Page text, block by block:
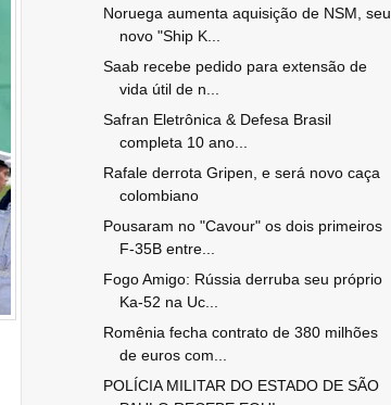
Noruega aumenta aquisição de NSM, seu
novo "Ship K...
Saab recebe pedido para extensão de
vida útil de n...
Safran Eletrônica & Defesa Brasil
completa 10 ano...
Rafale derrota Gripen, e será novo caça
colombiano
Pousaram no "Cavour" os dois primeiros
F-35B entre...
Fogo Amigo: Rússia derruba seu próprio
Ka-52 na Uc...
Romênia fecha contrato de 380 milhões
de euros com...
POLÍCIA MILITAR DO ESTADO DE SÃO